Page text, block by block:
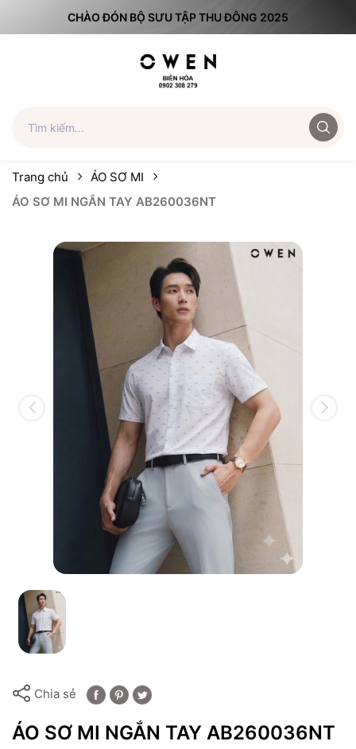
CHÀO ĐÓN BỘ SƯU TẬP THU ĐÔNG 2025
Trang chủ
ÁO SƠ MI
ÁO SƠ MI NGẮN TAY AB260036NT
Chia sẻ
ÁO SƠ MI NGẮN TAY AB260036NT